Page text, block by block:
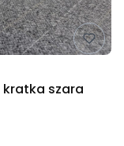
kratka szara